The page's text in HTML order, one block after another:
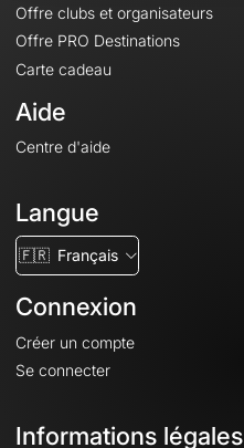
Offre clubs et organisateurs
Offre PRO Destinations
Carte cadeau
Aide
Centre d'aide
Langue
🇫🇷 Français
Connexion
Créer un compte
Se connecter
Informations légales